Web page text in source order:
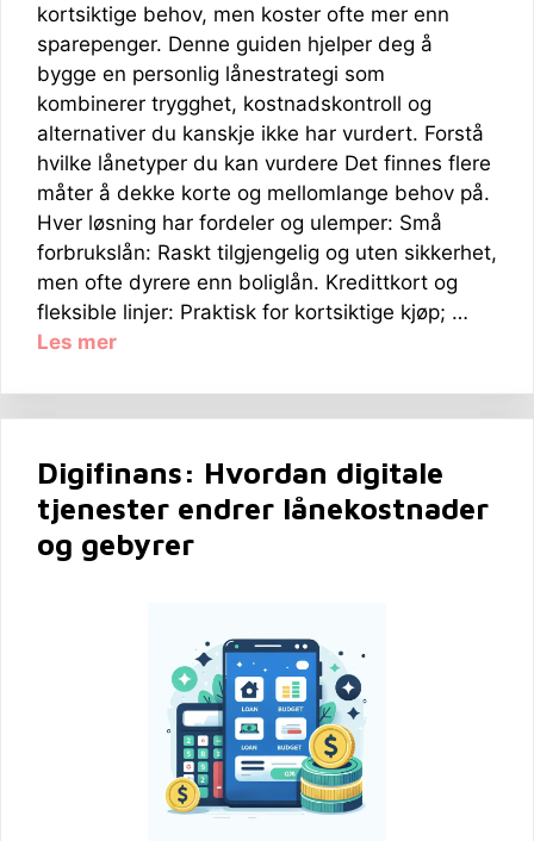
kortsiktige behov, men koster ofte mer enn
sparepenger. Denne guiden hjelper deg å
bygge en personlig lånestrategi som
kombinerer trygghet, kostnadskontroll og
alternativer du kanskje ikke har vurdert. Forstå
hvilke lånetyper du kan vurdere Det finnes flere
måter å dekke korte og mellomlange behov på.
Hver løsning har fordeler og ulemper: Små
forbrukslån: Raskt tilgjengelig og uten sikkerhet,
men ofte dyrere enn boliglån. Kredittkort og
fleksible linjer: Praktisk for kortsiktige kjøp; …
Les mer
Digifinans: Hvordan digitale
tjenester endrer lånekostnader
og gebyrer